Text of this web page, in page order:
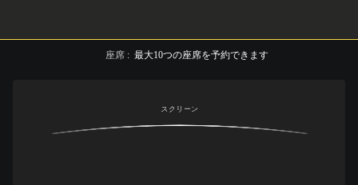
座席 : 最大10つの座席を予約できます
スクリーン